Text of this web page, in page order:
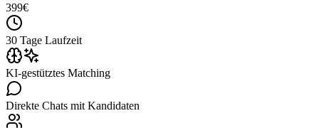
399€
30 Tage Laufzeit
KI-gestütztes Matching
Direkte Chats mit Kandidaten